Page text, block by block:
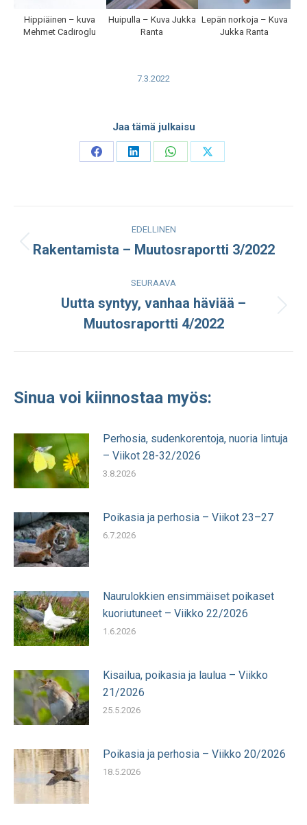
Hippiäinen – kuva
Mehmet Cadiroglu
Huipulla – Kuva Jukka
Ranta
Lepän norkoja – Kuva
Jukka Ranta
7.3.2022
Jaa tämä julkaisu
Share
Share
Share
Share
navigation
EDELLINEN
Edellinen
Rakentamista – Muutosraportti 3/2022
SEURAAVA
julkaisu:
Uutta syntyy, vanhaa häviää –
Muutosraportti 4/2022
Sinua voi kiinnostaa myös:
Perhosia, sudenkorentoja, nuoria lintuja
– Viikot 28-32/2026
3.8.2026
Poikasia ja perhosia – Viikot 23–27
6.7.2026
Naurulokkien ensimmäiset poikaset
kuoriutuneet – Viikko 22/2026
1.6.2026
Kisailua, poikasia ja laulua – Viikko
21/2026
25.5.2026
Poikasia ja perhosia – Viikko 20/2026
18.5.2026